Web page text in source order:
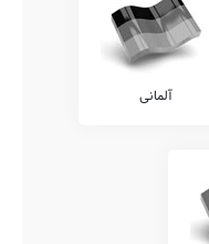
آلمانی